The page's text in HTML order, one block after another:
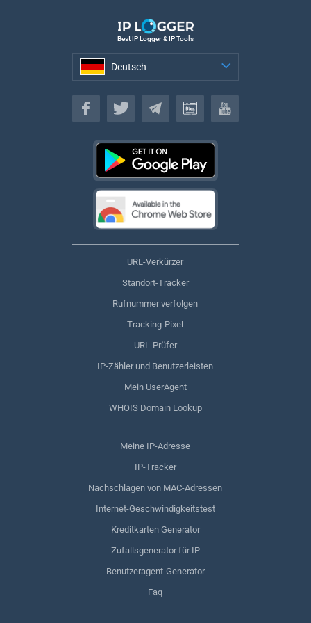
Best IP Logger & IP Tools
Deutsch
Deutsch
URL-Verkürzer
Standort-Tracker
Rufnummer verfolgen
Tracking-Pixel
URL-Prüfer
IP-Zähler und Benutzerleisten
Mein UserAgent
WHOIS Domain Lookup
Meine IP-Adresse
IP-Tracker
Nachschlagen von MAC-Adressen
Internet-Geschwindigkeitstest
Kreditkarten Generator
Zufallsgenerator für IP
Benutzeragent-Generator
Faq